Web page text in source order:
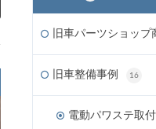
旧車パーツショップ
旧車整備事例 16
電動パワステ取